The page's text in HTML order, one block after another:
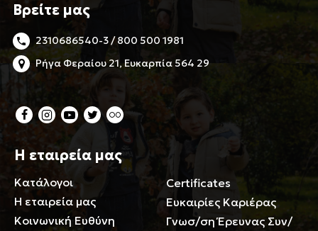
Βρείτε μας
2310686540-3 / 800 500 1981
Ρήγα Φεραίου 21, Ευκαρπία 564 29
Η εταιρεία μας
Κατάλογοι
Η εταιρεία μας
Κοινωνική Ευθύνη
Certificates
Ευκαιρίες Καριέρας
Γνωσ/ση Έρευνας Συν/